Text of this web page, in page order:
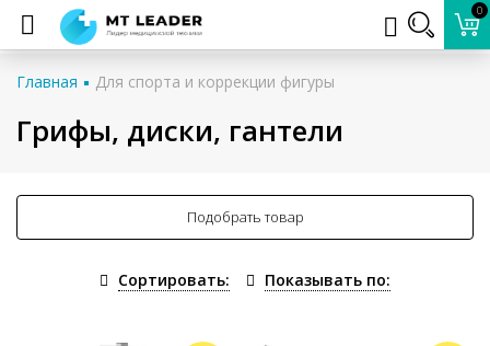
0
Главная Для спорта и коррекции фигуры
Грифы, диски, гантели
Подобрать товар
Сортировать: Показывать по: